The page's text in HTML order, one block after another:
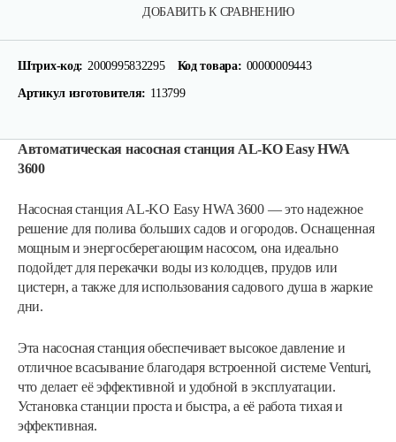
ДОБАВИТЬ К СРАВНЕНИЮ
Штрих-код: 2000995832295 Код товара: 00000009443
Артикул изготовителя: 113799
Автоматическая насосная станция AL-KO Easy HWA
3600
Насосная станция AL-KO Easy HWA 3600 — это надежное
решение для полива больших садов и огородов. Оснащенная
мощным и энергосберегающим насосом, она идеально
подойдет для перекачки воды из колодцев, прудов или
цистерн, а также для использования садового душа в жаркие
дни.
Эта насосная станция обеспечивает высокое давление и
отличное всасывание благодаря встроенной системе Venturi,
что делает её эффективной и удобной в эксплуатации.
Установка станции проста и быстра, а её работа тихая и
эффективная.